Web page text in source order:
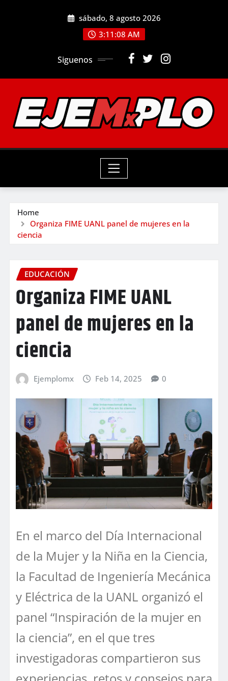
sábado, 8 agosto 2026
3:11:09 AM
Siguenos
Home
Organiza FIME UANL panel de mujeres en la
ciencia
EDUCACIÓN
Organiza FIME UANL
panel de mujeres en la
ciencia
Ejemplomx Feb 14, 2025 0
En el marco del Día Internacional
de la Mujer y la Niña en la Ciencia,
la Facultad de Ingeniería Mecánica
y Eléctrica de la UANL organizó el
panel “Inspiración de la mujer en
la ciencia”, en el que tres
investigadoras compartieron sus